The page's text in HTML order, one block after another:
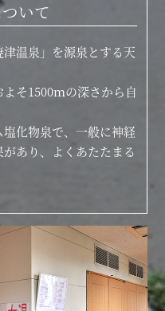
いて
温泉」を源泉とする天
そ1500ｍの深さから自
化物泉で、一般に神経
あり、よくあたたまる